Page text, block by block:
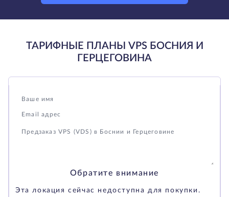
ТАРИФНЫЕ ПЛАНЫ VPS БОСНИЯ И
ГЕРЦЕГОВИНА
Обратите внимание
Эта локация сейчас недоступна для покупки.